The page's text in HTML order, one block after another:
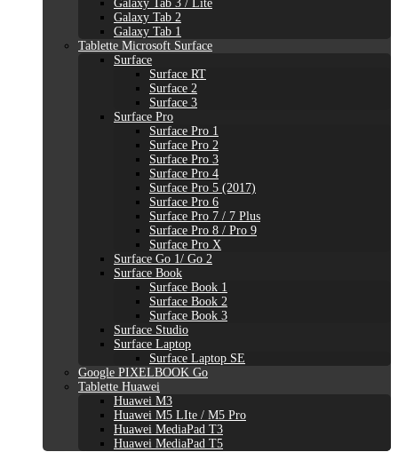
Galaxy Tab 3 / Lite
Galaxy Tab 2
Galaxy Tab 1
Tablette Microsoft Surface
Surface
Surface RT
Surface 2
Surface 3
Surface Pro
Surface Pro 1
Surface Pro 2
Surface Pro 3
Surface Pro 4
Surface Pro 5 (2017)
Surface Pro 6
Surface Pro 7 / 7 Plus
Surface Pro 8 / Pro 9
Surface Pro X
Surface Go 1/ Go 2
Surface Book
Surface Book 1
Surface Book 2
Surface Book 3
Surface Studio
Surface Laptop
Surface Laptop SE
Google PIXELBOOK Go
Tablette Huawei
Huawei M3
Huawei M5 LIte / M5 Pro
Huawei MediaPad T3
Huawei MediaPad T5